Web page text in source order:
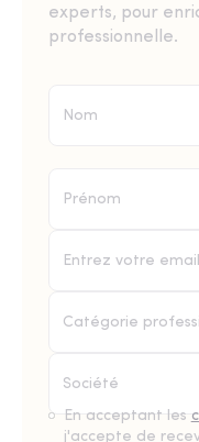
experts, pour
professionnelle.
Catégorie
En acceptant les
j'accepte de